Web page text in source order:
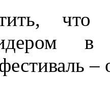
что
–